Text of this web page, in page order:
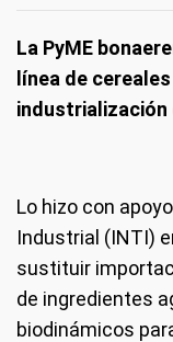
La PyME
línea de
industrialización
Lo hizo con
Industrial (INTI)
sustituir
de ingredientes
biodinámicos